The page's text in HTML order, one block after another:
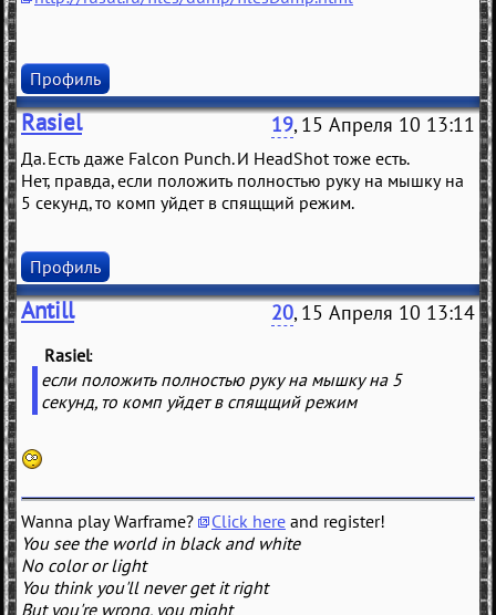
Профиль
Rasiel 19, 15 Апреля 10 13:11
Да. Есть даже Falcon Punch. И HeadShot тоже есть.
Нет, правда, если положить полностью руку на мышку на
5 секунд, то комп уйдет в спящщий режим.
Профиль
Antill 20, 15 Апреля 10 13:14
Rasiel
если положить полностью руку на мышку на 5
секунд, то комп уйдет в спящщий режим
Wanna play Warframe? Click here and register!
You see the world in black and white
No color or light
You think you'll never get it right
But you're wrong, you might